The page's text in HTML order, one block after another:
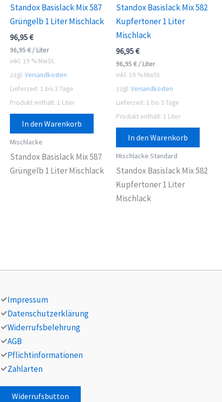
Standox Basislack Mix 587
Grüngelb 1 Liter Mischlack
96,95€
96,95€ / Liter
inkl. 19 % MwSt.
zzgl. Versandkosten
Lieferzeit: 1 bis 3 Tage
Produkt enthält: 1 Liter
In den Warenkorb
Mischlacke
Standox Basislack Mix 587
Grüngelb 1 Liter Mischlack
Standox Basislack Mix 582
Kupfertoner 1 Liter
Mischlack
96,95€
96,95€ / Liter
inkl. 19 % MwSt.
zzgl. Versandkosten
Lieferzeit: 1 bis 3 Tage
Produkt enthält: 1 Liter
In den Warenkorb
Mischlacke Standard
Standox Basislack Mix 582
Kupfertoner 1 Liter
Mischlack
Impressum
Datenschutzerklärung
Widerrufsbelehrung
AGB
Pflichtinformationen
Zahlarten
Widerrufsbutton